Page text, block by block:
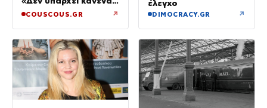
λόγος να φοβόμαστε»
COUSCOUS.GR ↗
έλεγχο
DIMOCRACY.GR ↗